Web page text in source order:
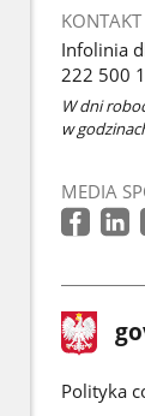
KONTAKT
Infolinia
222 500
W dni
w
MEDIA
stopka
gov.pl
Polityka